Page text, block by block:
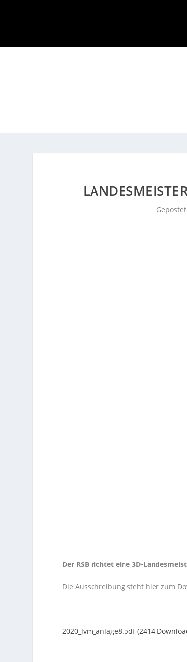
Der RSB richtet eine 3D-
Die Ausschreibung steht hier zum
2020_lvm_anlage8.pdf (2414